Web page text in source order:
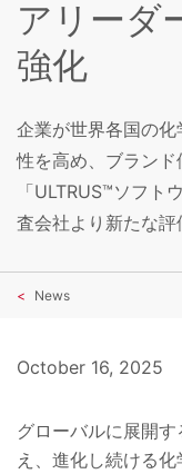
アリーダ
強化
企業が世界各国の
性を高め、ブランド
「ULTRUS™ソフト
査会社より新たな評
News
October 16, 2025
グローバルに展開
え、進化し続ける